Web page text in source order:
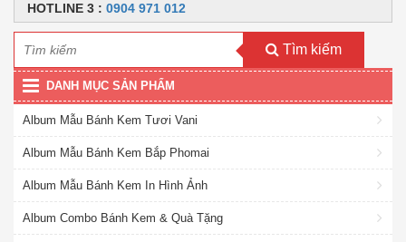
HOTLINE 3 : 0904 971 012
Tìm kiếm
DANH MỤC SẢN PHẨM
Album Mẫu Bánh Kem Tươi Vani
Album Mẫu Bánh Kem Bắp Phomai
Album Mẫu Bánh Kem In Hình Ảnh
Album Combo Bánh Kem & Quà Tặng